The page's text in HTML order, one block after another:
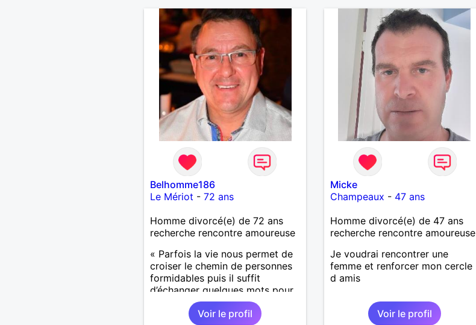
m’occupe en garde alternée.
J’aime à peu près tous les styles
de musique. (Oui je suis pas trop
fan de Jul). Je fais du sport
pour garder la forme et plutôt
agréable à regarder. (Enfin je le
pense en tout cas 😂)
Belhomme186
Le Mériot - 72 ans
Homme divorcé(e) de 72 ans
recherche rencontre amoureuse
« Parfois la vie nous permet de
croiser le chemin de personnes
formidables puis il suffit
d’échanger quelques mots pour
comprendre qu’elles deviennent
importantes et pour le reste de
Voir le profil
Micke
Champeaux - 47 ans
Homme divorcé(e) de 47 ans
recherche rencontre amoureuse
Je voudrai rencontrer une
femme et renforcer mon cercle
d amis
Voir le profil